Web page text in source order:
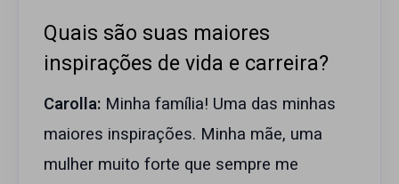
Quais são suas maiores
inspirações de vida e carreira?
Carolla: Minha família! Uma das minhas
maiores inspirações. Minha mãe, uma
mulher muito forte que sempre me